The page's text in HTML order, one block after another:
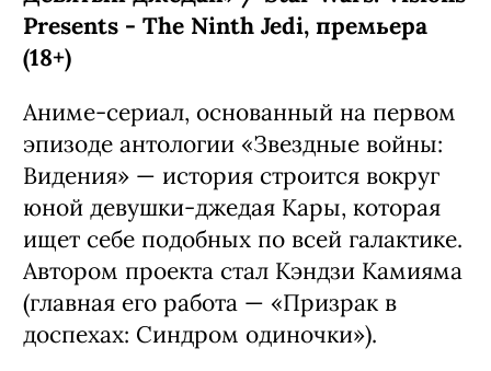
Presents - The Ninth Jedi, премьера
(18+)
Аниме-сериал, основанный на первом
эпизоде антологии «Звездные войны:
Видения» — история строится вокруг
юной девушки-джедая Кары, которая
ищет себе подобных по всей галактике.
Автором проекта стал Кэндзи Камияма
(главная его работа — «Призрак в
доспехах: Синдром одиночки»).